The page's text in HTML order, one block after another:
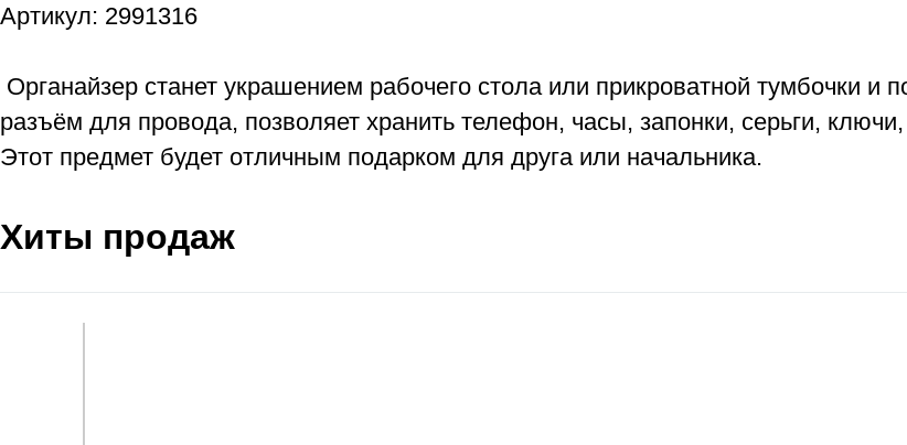
Артикул: 2991316
Органайзер станет украшением рабочего стола или прикроватной тумбочки и
разъём для провода, позволяет хранить телефон, часы, запонки, серьги,
Этот предмет будет отличным подарком для друга или начальника.
Хиты продаж